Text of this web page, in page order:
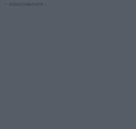
- Advertisement -